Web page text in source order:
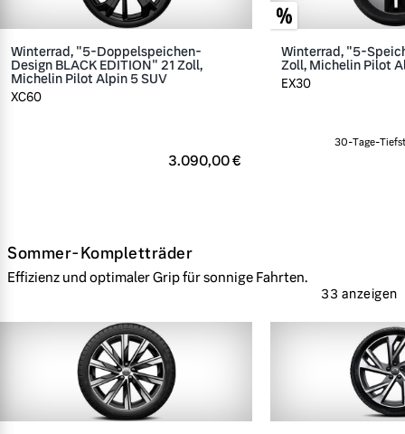
Winterrad, "5-Doppelspeichen-
Design BLACK EDITION" 21 Zoll,
Michelin Pilot Alpin 5 SUV
XC60
3.090,00 €
Winterrad, "5-
Zoll, Michelin Pilot
EX30
30-Tage-
Sommer-Kompletträder
Effizienz und optimaler Grip für sonnige Fahrten.
33 anzeigen